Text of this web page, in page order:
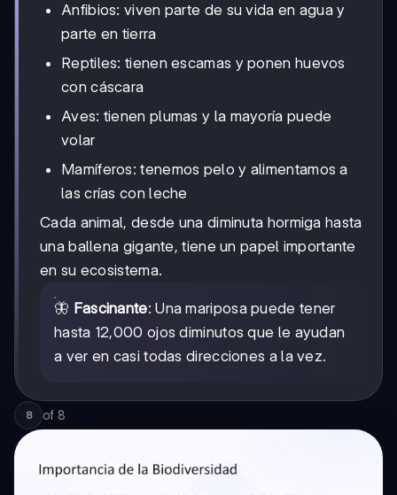
Anfibios: viven parte de su vida en agua y
parte en tierra
Reptiles: tienen escamas y ponen huevos
con cáscara
Aves: tienen plumas y la mayoría puede
volar
Mamíferos: tenemos pelo y alimentamos a
las crías con leche
Cada animal, desde una diminuta hormiga hasta
una ballena gigante, tiene un papel importante
en su ecosistema.
🦋 Fascinante: Una mariposa puede tener
hasta 12,000 ojos diminutos que le ayudan
a ver en casi todas direcciones a la vez.
8 of 8